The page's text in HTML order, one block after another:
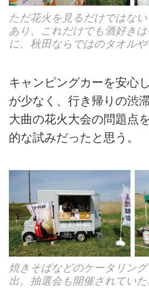
ただ花火を見るだけではな
あり、これだけでも酒好き
に、秋田ならではのタオルや
キャンピングカーを安心
が少なく、行き帰りの渋
大曲の花火大会の問題点
的な試みだったと思う。
焼きそばなどのケータリン
出。抽選会も開催されていた